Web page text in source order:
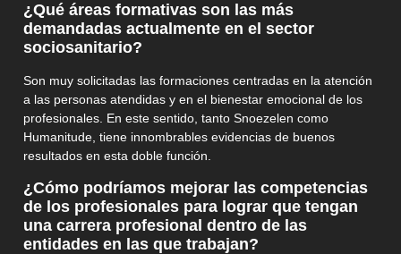
¿Qué áreas formativas son las más
demandadas actualmente en el sector
sociosanitario?
Son muy solicitadas las formaciones centradas en la atención
a las personas atendidas y en el bienestar emocional de los
profesionales. En este sentido, tanto Snoezelen como
Humanitude, tiene innombrables evidencias de buenos
resultados en esta doble función.
¿Cómo podríamos mejorar las competencias
de los profesionales para lograr que tengan
una carrera profesional dentro de las
entidades en las que trabajan?